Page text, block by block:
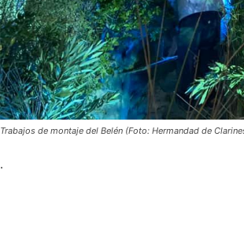
Trabajos de montaje del Belén (Foto: Hermandad de
.